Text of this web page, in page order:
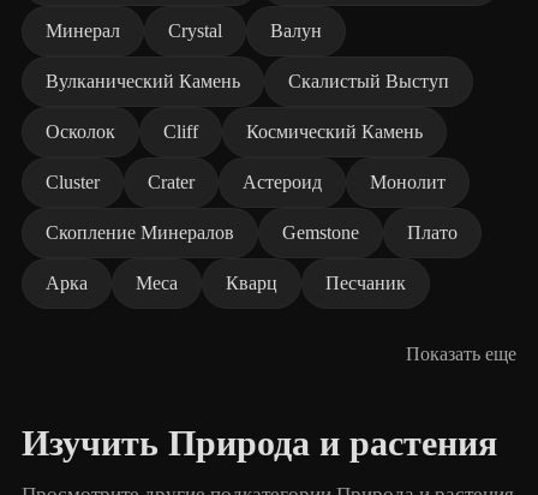
Минерал Crystal Валун
Вулканический Камень Скалистый Выступ
Осколок Cliff Космический Камень
Cluster Crater Астероид Монолит
Скопление Минералов Gemstone Плато
Арка Меса Кварц Песчаник
Показать еще
Изучить Природа и растения